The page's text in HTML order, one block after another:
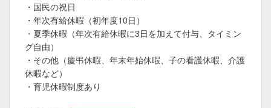
・国民の祝日
・年次有給休暇（初年度10日）
・夏季休暇（年次有給休暇に3日を加えて付与、タイミン
グ自由）
・その他（慶弔休暇、年末年始休暇、子の看護休暇、介護
休暇など）
・育児休暇制度あり